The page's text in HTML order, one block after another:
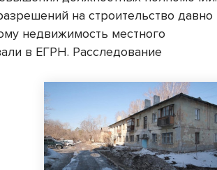
на строительство давно
недвижимость местного
в ЕГРН. Расследование